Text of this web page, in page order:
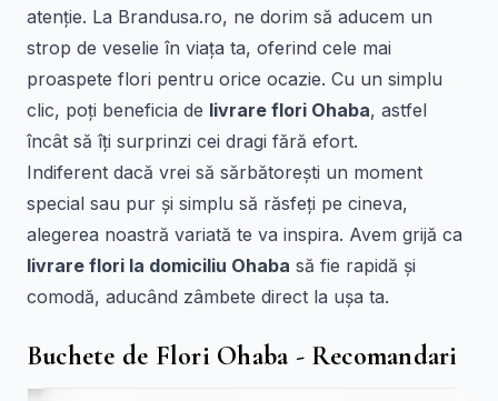
atenție. La Brandusa.ro, ne dorim să aducem un
strop de veselie în viața ta, oferind cele mai
proaspete flori pentru orice ocazie. Cu un simplu
clic, poți beneficia de livrare flori Ohaba, astfel
încât să îți surprinzi cei dragi fără efort.
Indiferent dacă vrei să sărbătorești un moment
special sau pur și simplu să răsfeți pe cineva,
alegerea noastră variată te va inspira. Avem grijă ca
livrare flori la domiciliu Ohaba să fie rapidă și
comodă, aducând zâmbete direct la ușa ta.
Buchete de Flori Ohaba - Recomandari